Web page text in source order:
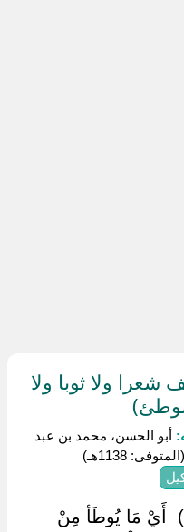
ولا ثوبا ولا
أبو الحسن، محمد بن عبد
1138هـ)
) ‏ ‏أَيْ مَا يُوطَأ مِنْ